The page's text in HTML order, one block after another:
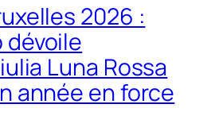
2026 :
dévoile
Luna Rossa
année en force